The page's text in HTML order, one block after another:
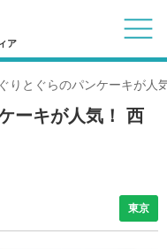
ア
りとぐらのパンケーキが人
ーキが人気！ 西
東京